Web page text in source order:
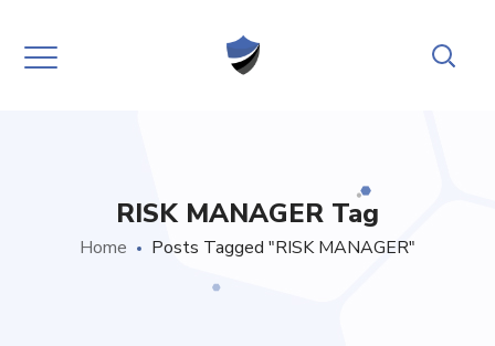
RISK MANAGER Tag
Home Posts Tagged "RISK MANAGER"